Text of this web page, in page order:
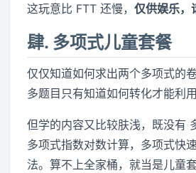
这玩意比 FTT 还慢，仅供娱乐，
肆. 多项式儿童套餐
仅仅知道如何求出两个多项式的
多题目只有知道如何转化才能利
但学的内容又比较肤浅，既没有
多项式指数对数计算，多项式快
法。算不上全家桶，就当是儿童套